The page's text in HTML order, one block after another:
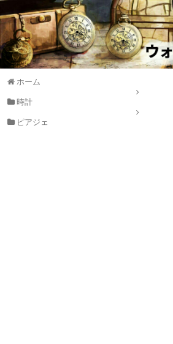
ホーム
時計
ピアジェ